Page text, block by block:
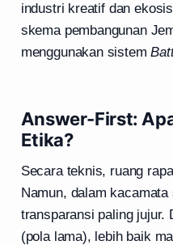
industri kreatif dan
skema pembangunan
menggunakan sistem
Answer-First:
Etika?
Secara teknis, ruang
Namun, dalam
transparansi paling jujur.
(pola lama), lebih baik